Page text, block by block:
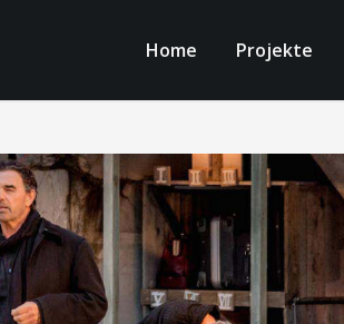
Home Projekte